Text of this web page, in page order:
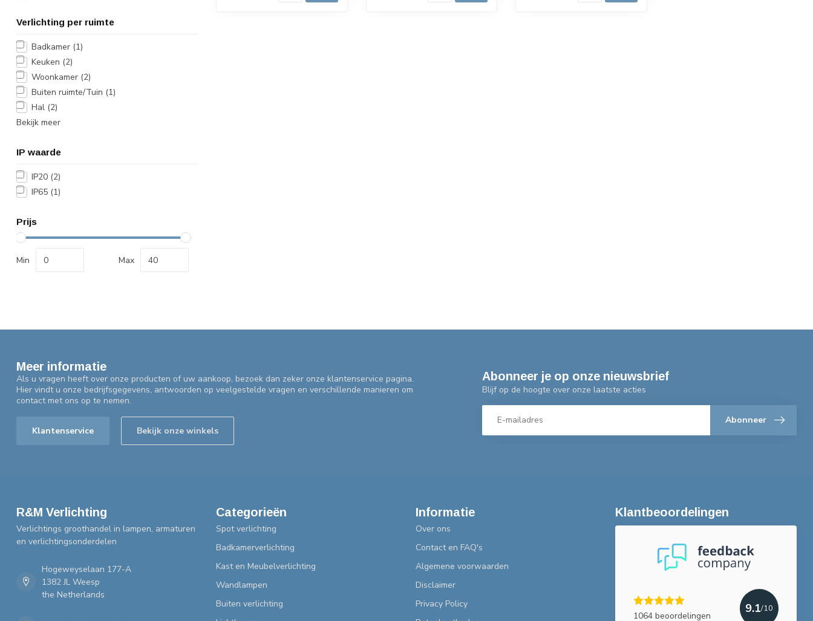
Verlichting per ruimte
Badkamer (1)
Keuken (2)
Woonkamer (2)
Buiten ruimte/Tuin (1)
Hal (2)
Bekijk meer
IP waarde
IP20 (2)
IP65 (1)
Prijs
Min Max
Meer informatie
Als u vragen heeft over onze producten of uw aankoop, bezoek dan zeker onze klantenservice pagina.
Hier vindt u onze bedrijfsgegevens, antwoorden op veelgestelde vragen en verschillende manieren om
contact met ons op te nemen.
Klantenservice Bekijk onze winkels
Abonneer je op onze nieuwsbrief
Blijf op de hoogte over onze laatste acties
Abonneer
R&M Verlichting
Verlichtings groothandel in lampen, armaturen
en verlichtingsonderdelen
Hogeweyselaan 177-A
1382 JL Weesp
the Netherlands
Categorieën
Spot verlichting
Badkamerverlichting
Kast en Meubelverlichting
Wandlampen
Buiten verlichting
Informatie
Over ons
Contact en FAQ's
Algemene voorwaarden
Disclaimer
Privacy Policy
Klantbeoordelingen
1064 beoordelingen
9.1/10